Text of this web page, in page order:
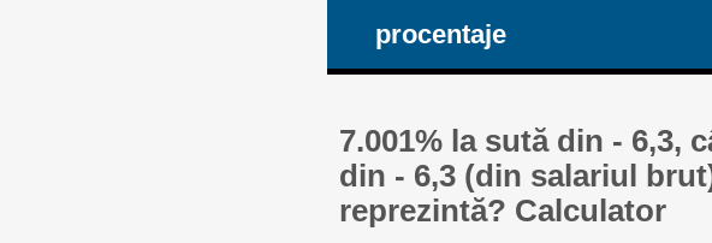
procentaje
7.001% la sută din - 6,3,
din - 6,3 (din salariul
reprezintă? Calculator